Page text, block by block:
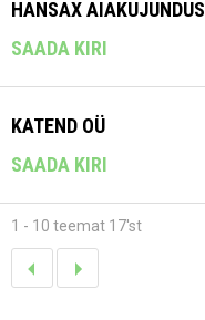
HANSAX AIAKUJUNDUS
SAADA KIRI
KATEND OÜ
SAADA KIRI
1 - 10 teemat 17'st